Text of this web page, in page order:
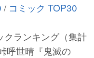
/ コミック TOP30
ランキング（集計
呼世晴『鬼滅の